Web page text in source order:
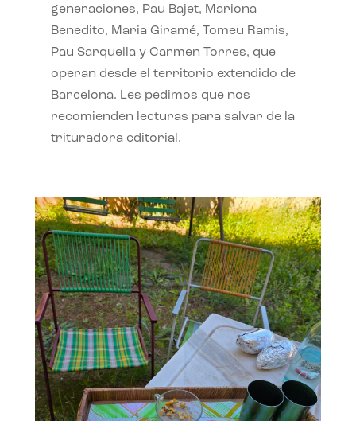
generaciones, Pau Bajet, Mariona
Benedito, Maria Giramé, Tomeu Ramis,
Pau Sarquella y Carmen Torres, que
operan desde el territorio extendido de
Barcelona. Les pedimos que nos
recomienden lecturas para salvar de la
trituradora editorial.